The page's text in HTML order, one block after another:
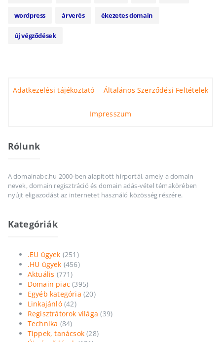
wordpress árverés ékezetes domain
új végződések
Adatkezelési tájékoztató Általános Szerződési Feltételek
Impresszum
Rólunk
A domainabc.hu 2000-ben alapított hírportál, amely a domain
nevek, domain regisztráció és domain adás-vétel témakörében
nyújt eligazodást az internetet használó közösség részére.
Kategóriák
.EU ügyek (251)
.HU ügyek (456)
Aktuális (771)
Domain piac (395)
Egyéb kategória (20)
Linkajánló(42)
Regisztrátorok világa (39)
Technika (84)
Tippek, tanácsok (28)